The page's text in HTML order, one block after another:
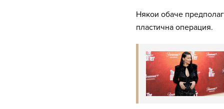
Някои обаче
пластична операция.